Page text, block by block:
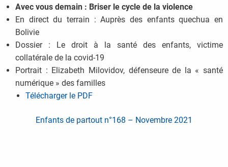
Avec vous demain : Briser le cycle de la violence
En direct du terrain : Auprès des enfants quechua en
Bolivie
Dossier : Le droit à la santé des enfants, victime
collatérale de la covid-19
Portrait : Elizabeth Milovidov, défenseure de la « santé
numérique » des familles
Télécharger le PDF
Enfants de partout n°168 – Novembre 2021